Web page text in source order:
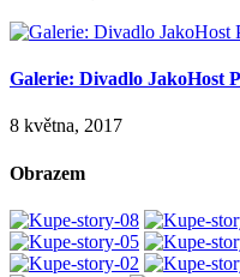
Galerie: Divadlo JakoHost
8 května, 2017
Obrazem